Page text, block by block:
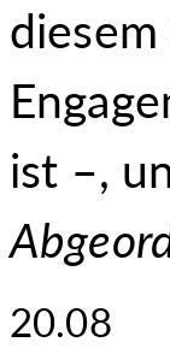
ist –,
20.08